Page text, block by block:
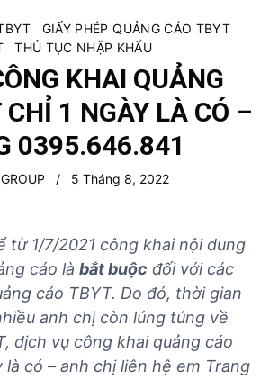
GIẤY PHÉP QUẢNG CÁO TBYT
THỦ TỤC NHẬP KHẨU
KHAI QUẢNG
CHỈ 1 NGÀY LÀ CÓ –
0395.646.841
5 Tháng 8, 2022
từ 1/7/2021 công khai nội dung
cáo là bắt buộc đối với các
cáo TBYT. Do đó, thời gian
anh chị còn lúng túng về
dịch vụ công khai quảng cáo
là có – anh chị liên hệ em Trang